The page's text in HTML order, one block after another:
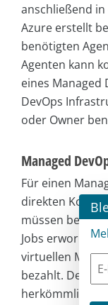
anschließend
Azure erstellt
benötigten
Agenten kann
eines Managed
DevOps
oder Owner
Managed
Für einen
direkten Kosten
müssen bei
Jobs erworben
virtuellen
bezahlt. Der
herkömmlichen